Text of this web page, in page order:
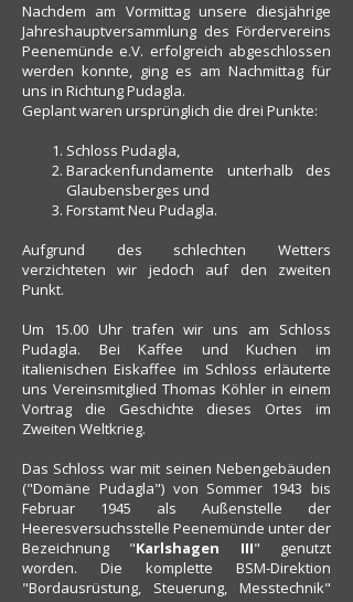
Nachdem am Vormittag unsere diesjährige
Jahreshauptversammlung des Fördervereins
Peenemünde e.V. erfolgreich abgeschlossen
werden konnte, ging es am Nachmittag für
uns in Richtung Pudagla.
Geplant waren ursprünglich die drei Punkte:
Schloss Pudagla,
Barackenfundamente unterhalb des
Glaubensberges und
Forstamt Neu Pudagla.
Aufgrund des schlechten Wetters
verzichteten wir jedoch auf den zweiten
Punkt.
Um 15.00 Uhr trafen wir uns am Schloss
Pudagla. Bei Kaffee und Kuchen im
italienischen Eiskaffee im Schloss erläuterte
uns Vereinsmitglied Thomas Köhler in einem
Vortrag die Geschichte dieses Ortes im
Zweiten Weltkrieg.
Das Schloss war mit seinen Nebengebäuden
("Domäne Pudagla") von Sommer 1943 bis
Februar 1945 als Außenstelle der
Heeresversuchsstelle Peenemünde unter der
Bezeichnung "Karlshagen III" genutzt
worden. Die komplette BSM-Direktion
"Bordausrüstung, Steuerung, Messtechnik"